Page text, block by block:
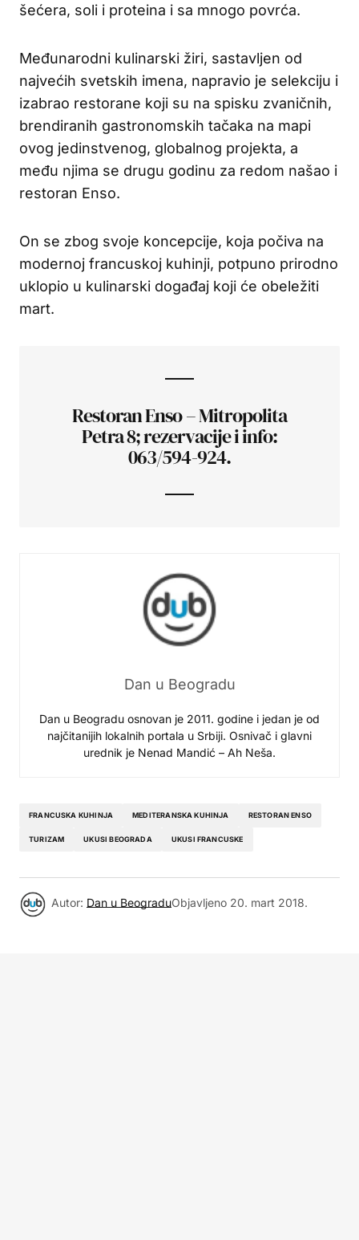
šećera, soli i proteina i sa mnogo povrća.
Međunarodni kulinarski žiri, sastavljen od
najvećih svetskih imena, napravio je selekciju i
izabrao restorane koji su na spisku zvaničnih,
brendiranih gastronomskih tačaka na mapi
ovog jedinstvenog, globalnog projekta, a
među njima se drugu godinu za redom našao i
restoran Enso.
On se zbog svoje koncepcije, koja počiva na
modernoj francuskoj kuhinji, potpuno prirodno
uklopio u kulinarski događaj koji će obeležiti
mart.
Restoran Enso – Mitropolita
Petra 8; rezervacije i info:
063/594-924.
Dan u Beogradu
Dan u Beogradu osnovan je 2011. godine i jedan je od
najčitanijih lokalnih portala u Srbiji. Osnivač i glavni
urednik je Nenad Mandić – Ah Neša.
FRANCUSKA KUHINJA MEDITERANSKA KUHINJA RESTORAN ENSO
TURIZAM UKUSI BEOGRADA UKUSI FRANCUSKE
Autor: Dan u BeograduObjavljeno 20. mart 2018.